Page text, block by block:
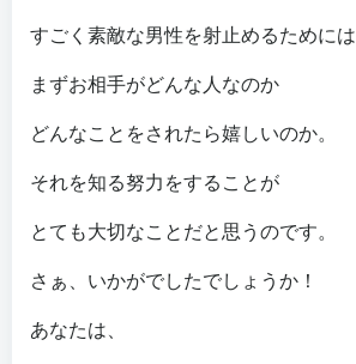
すごく素敵な男性を射止めるためには
まずお相手がどんな人なのか
どんなことをされたら嬉しいのか。
それを知る努力をすることが
とても大切なことだと思うのです。
さぁ、いかがでしたでしょうか！
あなたは、